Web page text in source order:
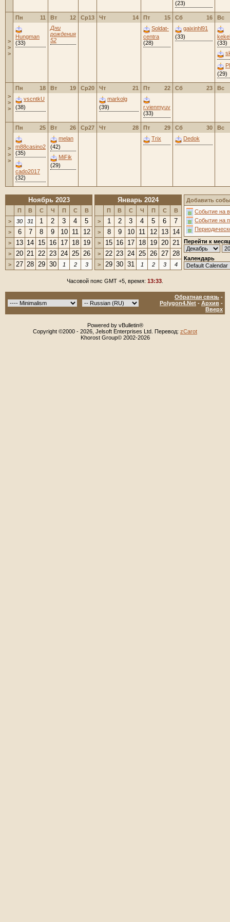
(23)
>
>
>
11
Пн
Hungman
(33)
12
Вт
Дни
рождения
52
13
Ср 14
Чт 15
Пт
Soldat-
centra
(28)
16
Сб
gaixinhl91
(33)
Вс
(33)
(29)
>
>
>
18
Пн
vscntkU
(38)
19
Вт 20
Ср 21
Чт
markolg
(39)
22
Пт
r.vienmyuv
(33)
23
Сб Вс
>
>
>
25
Пн
m88casino2
(35)
cado2017
(32)
26
Вт
melan
(42)
MiFik
(29)
27
Ср 28
Чт 29
Пт
Trix
30
Сб
Dedok
Вс
Ноябрь 2023
П В С Ч П С
В
>
30 31 1 2 3 4 5
> 6 7 8 9 10 11 12
> 13 14 15 16 17 18 19
> 20 21 22 23 24 25 26
> 27 28 29 30 1 2 3
Январь 2024
П В С Ч П С
В
>
1 2 3 4 5 6 7
> 8 9 10 11 12 13 14
> 15 16 17 18 19 20 21
> 22 23 24 25 26 27 28
> 29 30 31 1 2 3 4
Добавить
Событие на
Событие на
Перейти к
Календарь
Часовой пояс GMT +5, время: 13:33
Обратная связь -
Polygon4.Net - Архив -
Вверх
Powered by vBulletin®
Copyright ©2000 - 2026, Jelsoft Enterprises Ltd. Перевод: zCarot
Khorost Group© 2002-2026